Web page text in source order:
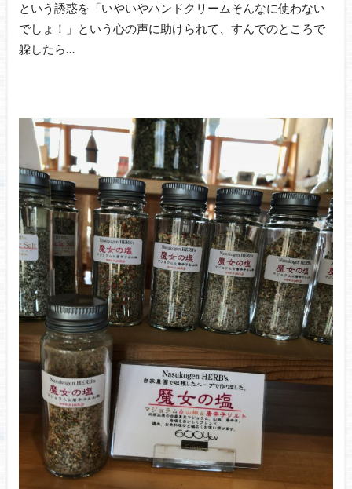
という誘惑を「いやいやハンドクリームそんなに使わない
でしょ！」という心の声に助けられて、すんでのところで
躱したら…